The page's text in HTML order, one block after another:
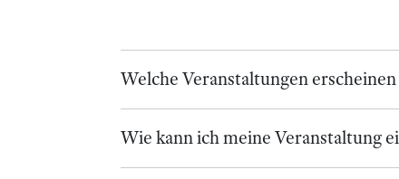
Welche Veranstaltungen
Wie kann ich meine Veranstaltung